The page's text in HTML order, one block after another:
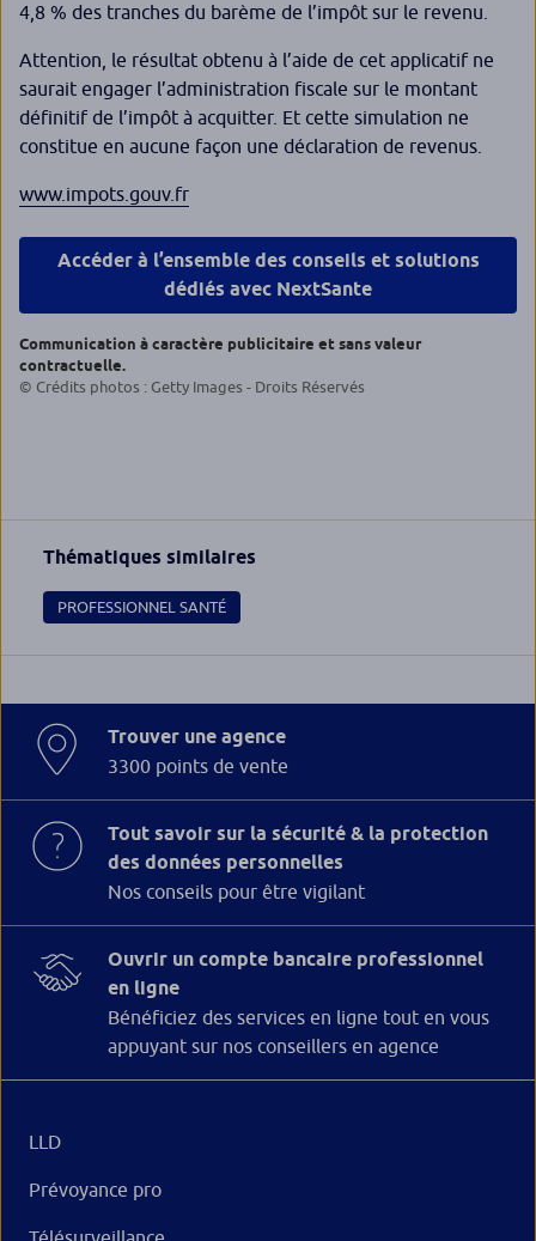
4,8 % des tranches du barème de l’impôt sur le revenu.
Attention, le résultat obtenu à l’aide de cet applicatif ne
saurait engager l’administration fiscale sur le montant
définitif de l’impôt à acquitter. Et cette simulation ne
constitue en aucune façon une déclaration de revenus.
www.impots.gouv.fr
Accéder à l’ensemble des conseils et solutions
dédiés avec NextSante
Communication à caractère publicitaire et sans valeur
contractuelle.
© Crédits photos : Getty Images - Droits Réservés
Thématiques similaires
PROFESSIONNEL SANTÉ
Trouver une agence
3300 points de vente
Tout savoir sur la sécurité & la protection
des données personnelles
Nos conseils pour être vigilant
Ouvrir un compte bancaire professionnel
en ligne
Bénéficiez des services en ligne tout en vous
appuyant sur nos conseillers en agence
LLD
Prévoyance pro